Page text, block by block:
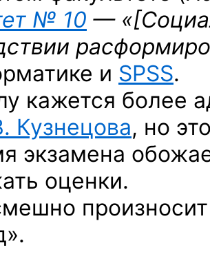
№ 10 — «
и SPSS.
кажется более
Кузнецова, но
экзамена
оценки.
произносит